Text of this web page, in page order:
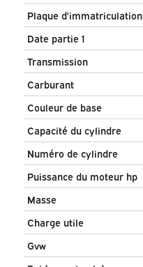
Plaque d'immatriculation
Date partie 1
Transmission
Carburant
Couleur de base
Capacité du cylindre
Numéro de cylindre
Puissance du moteur hp
Masse
Charge utile
Gvw